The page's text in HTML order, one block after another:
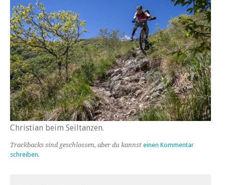
Christian beim Seiltanzen.
Trackbacks sind geschlossen, aber du kannst einen Kommentar
schreiben.